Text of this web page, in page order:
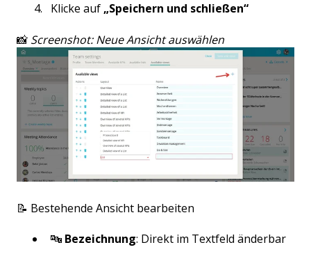
Klicke auf„Speichern und schließen“
📸 Screenshot: Neue Ansicht auswählen
📝 Bestehende Ansicht bearbeiten
🔤 Bezeichnung: Direkt im Textfeld änderbar